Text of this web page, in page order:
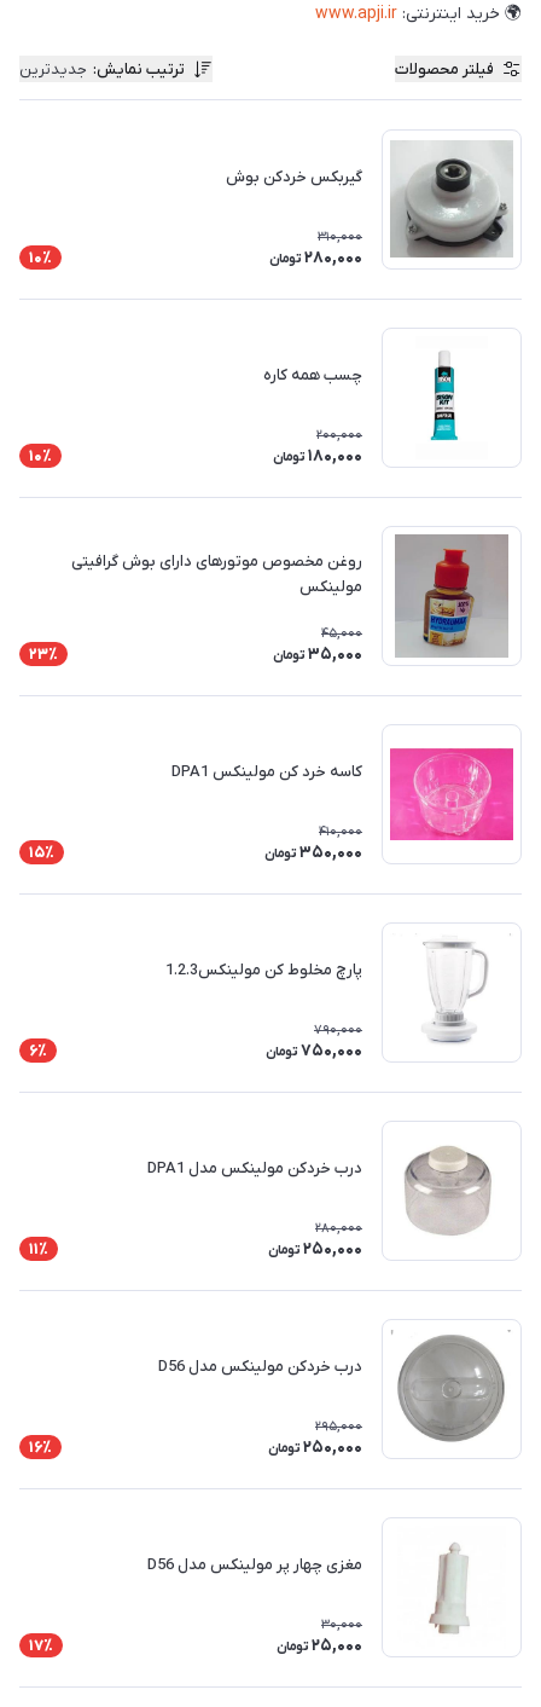
🌍 خرید اینترنتی: www.apji.ir
فیلتر محصولات ترتیب نمایش: جدیدترین
گیربکس خردکن بوش
310,000
280,000 تومان 10٪
چسب همه کاره
200,000
180,000 تومان 10٪
روغن مخصوص موتورهای دارای بوش گرافیتی
مولینکس
45,000
35,000 تومان 23٪
کاسه خرد کن مولینکس DPA1
410,000
350,000 تومان 15٪
پارچ مخلوط کن مولینکس1.2.3
790,000
750,000 تومان 6٪
درب خردکن مولینکس مدل DPA1
280,000
250,000 تومان 11٪
درب خردکن مولینکس مدل D56
295,000
250,000 تومان 16٪
مغزی چهار پر مولینکس مدل D56
30,000
25,000 تومان 17٪